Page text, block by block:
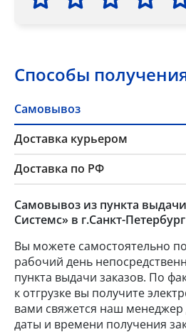
Способы
Самовывоз
Доставка курьером
Доставка по РФ
Самовывоз из пункта
Системс» в г.Санкт-Петербург
Вы можете самостоятельно
рабочий день
пункта выдачи заказов. По
к отгрузке вы получите
вами свяжется наш менеджер
даты и времени получения